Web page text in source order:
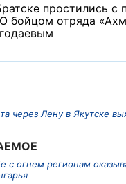
через Лену в Якутске
с огнем регионам
простились с
бойцом отряда